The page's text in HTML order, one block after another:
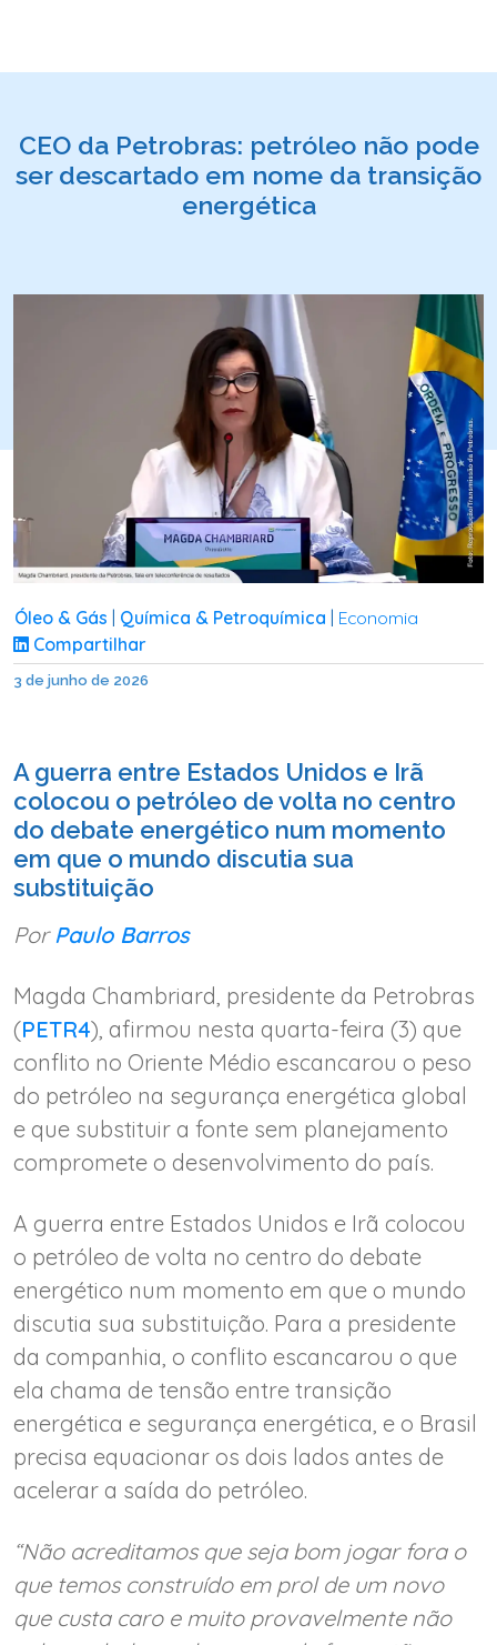
CEO da Petrobras: petróleo não pode
ser descartado em nome da transição
energética
Óleo & Gás Química & Petroquímica
Economia
Compartilhar
3 de junho de 2026
A guerra entre Estados Unidos e Irã
colocou o petróleo de volta no centro
do debate energético num momento
em que o mundo discutia sua
substituição
Por Paulo Barros
Magda Chambriard, presidente da Petrobras
(PETR4), afirmou nesta quarta-feira (3) que
conflito no Oriente Médio escancarou o peso
do petróleo na segurança energética global
e que substituir a fonte sem planejamento
compromete o desenvolvimento do país.
A guerra entre Estados Unidos e Irã colocou
o petróleo de volta no centro do debate
energético num momento em que o mundo
discutia sua substituição. Para a presidente
da companhia, o conflito escancarou o que
ela chama de tensão entre transição
energética e segurança energética, e o Brasil
precisa equacionar os dois lados antes de
acelerar a saída do petróleo.
“Não acreditamos que seja bom jogar fora o
que temos construído em prol de um novo
que custa caro e muito provavelmente não